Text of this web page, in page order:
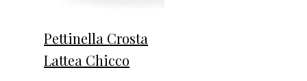
Pettinella Crosta
Lattea Chicco